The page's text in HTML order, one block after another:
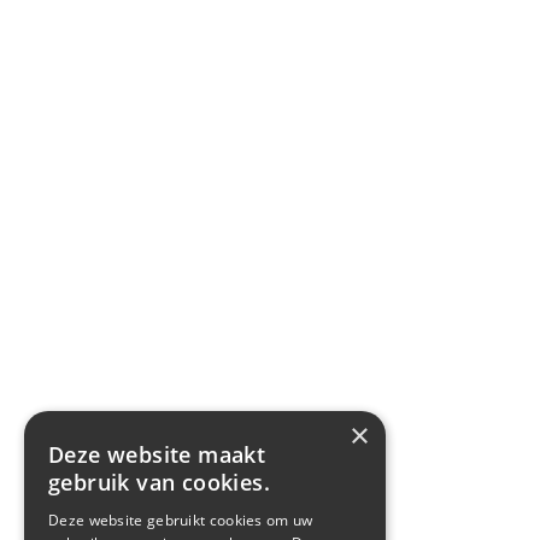
×
Deze website maakt
gebruik van cookies.
Deze website gebruikt cookies om uw